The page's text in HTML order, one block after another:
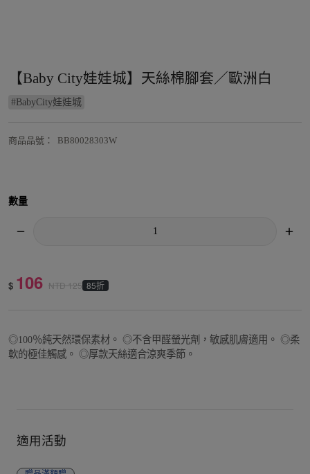
【Baby City娃娃城】天絲棉腳套／歐洲白
# BabyCity娃娃城
商品品號 ： BB80028303W
數量
$ 106 NTD125 85折
◎100％純天然環保素材。 ◎不含甲醛螢光劑，敏感肌膚適用。 ◎柔
軟的極佳觸感。 ◎厚款天絲適合涼爽季節。
適用活動